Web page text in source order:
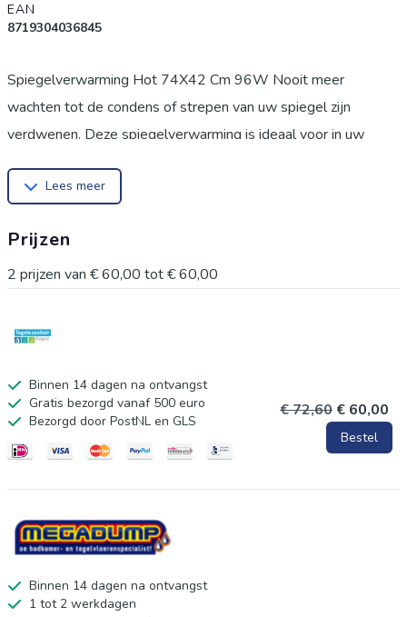
EAN
8719304036845
Spiegelverwarming Hot 74X42 Cm 96W Nooit meer
wachten tot de condens of strepen van uw spiegel zijn
verdwenen. Deze spiegelverwarming is ideaal voor in uw
plakzijde waardoor u deze gemakkelijk aan uw spiegel kan
minuten, dus u kunt vrijwel altijd gelijk gebruik maken van de
verwarming. Specificaties: * Geen beslagen spiegels meer *
Ingebouwde transformator Afmetingen: * 74x42 cm
Lees meer
Prijzen
2 prijzen van € 60,00 tot€ 60,00
Binnen 14 dagen na ontvangst
Gratis bezorgd vanaf 500 euro
Bezorgd door PostNL en GLS
€ 72,60 € 60,00
Bestel
Binnen 14 dagen na ontvangst
1 tot 2 werkdagen